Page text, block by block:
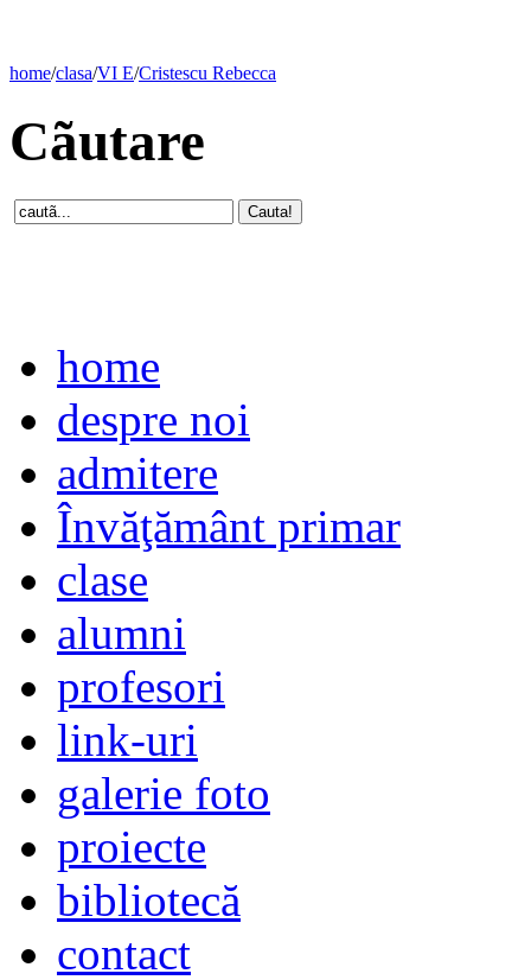
home/clasa/VI E/Cristescu Rebecca
Cãutare
home
despre noi
admitere
Învăţământ primar
clase
alumni
profesori
link-uri
galerie foto
proiecte
bibliotecă
contact